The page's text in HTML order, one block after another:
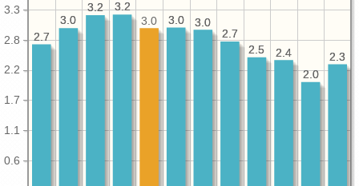
0.6
1.1
1.7
2.2
2.8
3.3
2.3
2.0
2.4
2.5
2.7
3.0
3.0
3.2
3.2
3.0
2.7
2.3
2.0
2.4
2.5
2.7
3.0
3.0
3.0
3.2
3.2
3.0
2.7